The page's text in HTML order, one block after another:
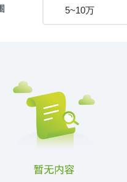
5~10万